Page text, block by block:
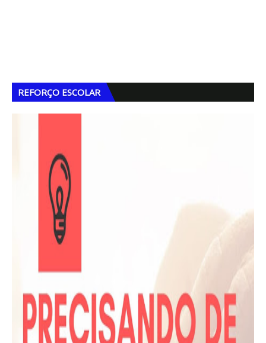
REFORÇO ESCOLAR